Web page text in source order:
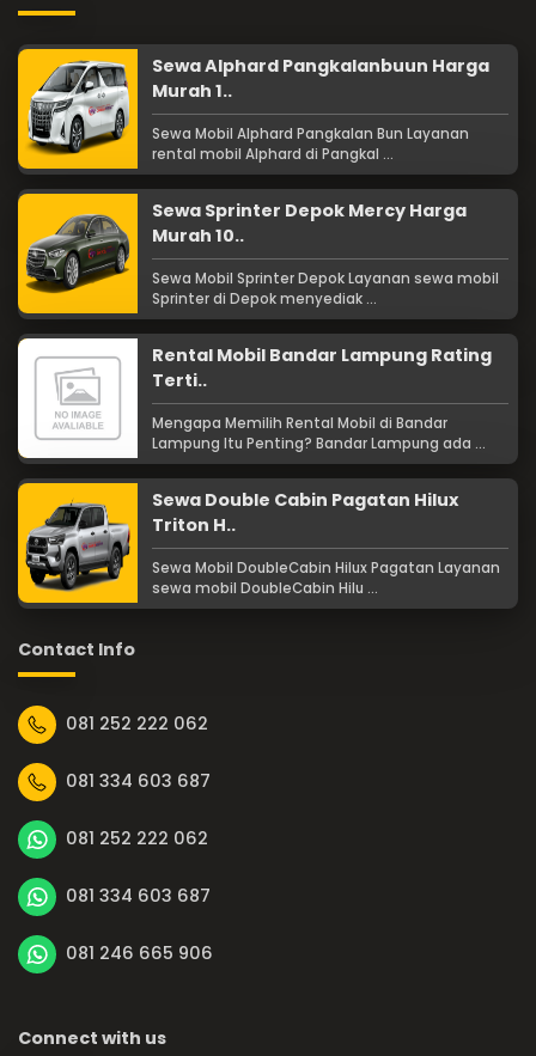
Sewa Alphard Pangkalanbuun Harga
Murah 1..
Sewa Mobil Alphard Pangkalan Bun Layanan
rental mobil Alphard di Pangkal ...
Sewa Sprinter Depok Mercy Harga
Murah 10..
Sewa Mobil Sprinter Depok Layanan sewa mobil
Sprinter di Depok menyediak ...
Rental Mobil Bandar Lampung Rating
Terti..
Mengapa Memilih Rental Mobil di Bandar
Lampung Itu Penting? Bandar Lampung ada ...
Sewa Double Cabin Pagatan Hilux
Triton H..
Sewa Mobil DoubleCabin Hilux Pagatan Layanan
sewa mobil DoubleCabin Hilu ...
Contact Info
081 252 222 062
081 334 603 687
081 252 222 062
081 334 603 687
081 246 665 906
Connect with us